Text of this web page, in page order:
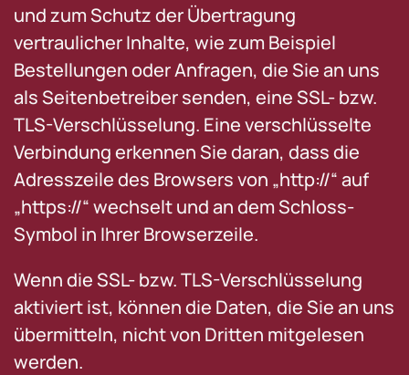
und zum Schutz der Übertragung
vertraulicher Inhalte, wie zum Beispiel
Bestellungen oder Anfragen, die Sie an uns
als Seitenbetreiber senden, eine SSL- bzw.
TLS-Verschlüsselung. Eine verschlüsselte
Verbindung erkennen Sie daran, dass die
Adresszeile des Browsers von „http://“ auf
„https://“ wechselt und an dem Schloss-
Symbol in Ihrer Browserzeile.
Wenn die SSL- bzw. TLS-Verschlüsselung
aktiviert ist, können die Daten, die Sie an uns
übermitteln, nicht von Dritten mitgelesen
werden.